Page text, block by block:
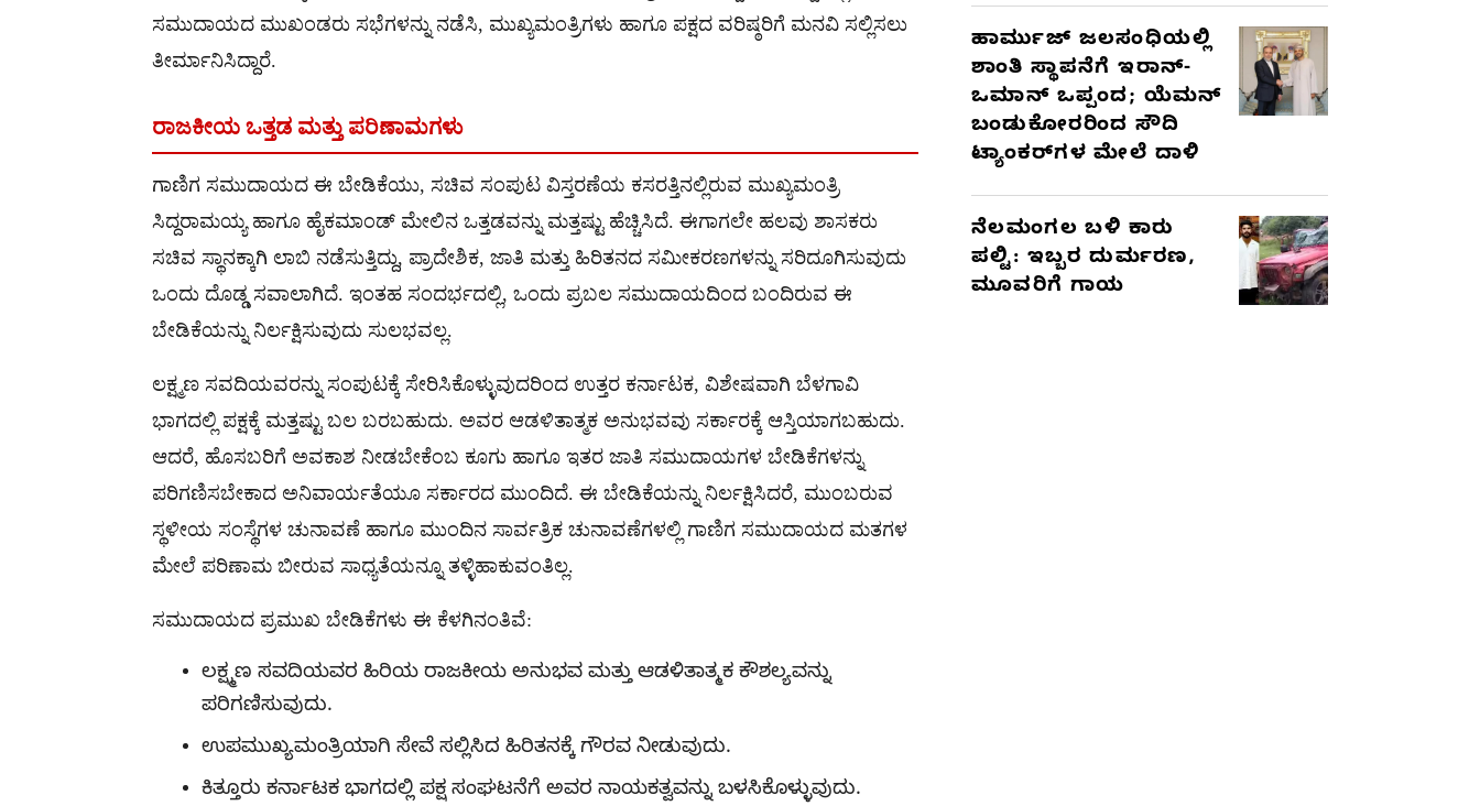
ಸಮುದಾಯದ ಮುಖಂಡರು ಸಭೆಗಳನ್ನು ನಡೆಸಿ, ಮುಖ್ಯಮಂತ್ರಿಗಳು ಹಾಗೂ ಪಕ್ಷದ ವರಿಷ್ಠರಿಗೆ ಮನವಿ ಸಲ್ಲಿಸಲು
ತೀರ್ಮಾನಿಸಿದ್ದಾರೆ.
ರಾಜಕೀಯ ಒತ್ತಡ ಮತ್ತು ಪರಿಣಾಮಗಳು
ಗಾಣಿಗ ಸಮುದಾಯದ ಈ ಬೇಡಿಕೆಯು, ಸಚಿವ ಸಂಪುಟ ವಿಸ್ತರಣೆಯ ಕಸರತ್ತಿನಲ್ಲಿರುವ ಮುಖ್ಯಮಂತ್ರಿ
ಸಿದ್ದರಾಮಯ್ಯ ಹಾಗೂ ಹೈಕಮಾಂಡ್ ಮೇಲಿನ ಒತ್ತಡವನ್ನು ಮತ್ತಷ್ಟು ಹೆಚ್ಚಿಸಿದೆ. ಈಗಾಗಲೇ ಹಲವು ಶಾಸಕರು
ಸಚಿವ ಸ್ಥಾನಕ್ಕಾಗಿ ಲಾಬಿ ನಡೆಸುತ್ತಿದ್ದು, ಪ್ರಾದೇಶಿಕ, ಜಾತಿ ಮತ್ತು ಹಿರಿತನದ ಸಮೀಕರಣಗಳನ್ನು ಸರಿದೂಗಿಸುವುದು
ಒಂದು ದೊಡ್ಡ ಸವಾಲಾಗಿದೆ. ಇಂತಹ ಸಂದರ್ಭದಲ್ಲಿ, ಒಂದು ಪ್ರಬಲ ಸಮುದಾಯದಿಂದ ಬಂದಿರುವ ಈ
ಬೇಡಿಕೆಯನ್ನು ನಿರ್ಲಕ್ಷಿಸುವುದು ಸುಲಭವಲ್ಲ.
ಲಕ್ಷ್ಮಣ ಸವದಿಯವರನ್ನು ಸಂಪುಟಕ್ಕೆ ಸೇರಿಸಿಕೊಳ್ಳುವುದರಿಂದ ಉತ್ತರ ಕರ್ನಾಟಕ, ವಿಶೇಷವಾಗಿ ಬೆಳಗಾವಿ
ಭಾಗದಲ್ಲಿ ಪಕ್ಷಕ್ಕೆ ಮತ್ತಷ್ಟು ಬಲ ಬರಬಹುದು. ಅವರ ಆಡಳಿತಾತ್ಮಕ ಅನುಭವವು ಸರ್ಕಾರಕ್ಕೆ ಆಸ್ತಿಯಾಗಬಹುದು.
ಆದರೆ, ಹೊಸಬರಿಗೆ ಅವಕಾಶ ನೀಡಬೇಕೆಂಬ ಕೂಗು ಹಾಗೂ ಇತರ ಜಾತಿ ಸಮುದಾಯಗಳ ಬೇಡಿಕೆಗಳನ್ನು
ಪರಿಗಣಿಸಬೇಕಾದ ಅನಿವಾರ್ಯತೆಯೂ ಸರ್ಕಾರದ ಮುಂದಿದೆ. ಈ ಬೇಡಿಕೆಯನ್ನು ನಿರ್ಲಕ್ಷಿಸಿದರೆ, ಮುಂಬರುವ
ಸ್ಥಳೀಯ ಸಂಸ್ಥೆಗಳ ಚುನಾವಣೆ ಹಾಗೂ ಮುಂದಿನ ಸಾರ್ವತ್ರಿಕ ಚುನಾವಣೆಗಳಲ್ಲಿ ಗಾಣಿಗ ಸಮುದಾಯದ ಮತಗಳ
ಮೇಲೆ ಪರಿಣಾಮ ಬೀರುವ ಸಾಧ್ಯತೆಯನ್ನೂ ತಳ್ಳಿಹಾಕುವಂತಿಲ್ಲ.
ಸಮುದಾಯದ ಪ್ರಮುಖ ಬೇಡಿಕೆಗಳು ಈ ಕೆಳಗಿನಂತಿವೆ:
ಲಕ್ಷ್ಮಣ ಸವದಿಯವರ ಹಿರಿಯ ರಾಜಕೀಯ ಅನುಭವ ಮತ್ತು ಆಡಳಿತಾತ್ಮಕ ಕೌಶಲ್ಯವನ್ನು
ಪರಿಗಣಿಸುವುದು.
ಉಪಮುಖ್ಯಮಂತ್ರಿಯಾಗಿ ಸೇವೆ ಸಲ್ಲಿಸಿದ ಹಿರಿತನಕ್ಕೆ ಗೌರವ ನೀಡುವುದು.
ಕಿತ್ತೂರು ಕರ್ನಾಟಕ ಭಾಗದಲ್ಲಿ ಪಕ್ಷ ಸಂಘಟನೆಗೆ ಅವರ ನಾಯಕತ್ವವನ್ನು ಬಳಸಿಕೊಳ್ಳುವುದು.
ಹಾರ್ಮುಜ್ ಜಲಸಂಧಿಯಲ್ಲಿ
ಶಾಂತಿ ಸ್ಥಾಪನೆಗೆ ಇರಾನ್-
ಒಮಾನ್ ಒಪ್ಪಂದ; ಯೆಮನ್
ಬಂಡುಕೋರರಿಂದ ಸೌದಿ
ಟ್ಯಾಂಕರ್‌ಗಳ ಮೇಲೆ ದಾಳಿ
ನೆಲಮಂಗಲ ಬಳಿ ಕಾರು
ಪಲ್ಟಿ: ಇಬ್ಬರ ದುರ್ಮರಣ,
ಮೂವರಿಗೆ ಗಾಯ